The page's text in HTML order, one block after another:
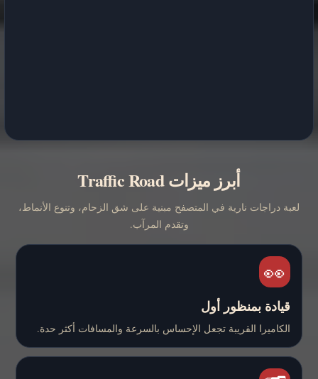
أبرز ميزات Traffic Road
لعبة دراجات نارية في المتصفح مبنية على شق الزحام، وتنوع الأنماط،
وتقدم المرآب.
👀
قيادة بمنظور أول
الكاميرا القريبة تجعل الإحساس بالسرعة والمسافات أكثر حدة.